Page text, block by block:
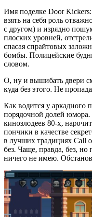
Имя поделке Door
взять на себя роль
с другом) и изрядно
плоских уровней,
спасая спрайтовых
бомбы. Полицейские
словом.
О, ну и вышибать двери
куда без этого. Не
Как водится у аркадного
порядочной долей
кинозлодеев 80-х,
пончики в качестве
в лучших традициях Call
без. Чаще, правда, без,
ничего не имею.